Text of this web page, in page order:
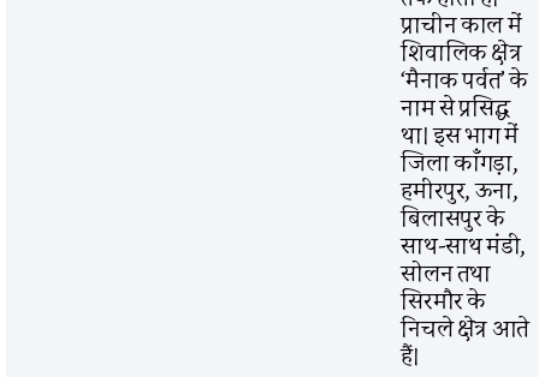
प्राचीन काल में
शिवालिक क्षेत्र
‘मैनाक पर्वत’ के
नाम से प्रसिद्ध
था। इस भाग में
जिला काँगड़ा,
हमीरपुर, ऊना,
बिलासपुर के
साथ-साथ मंडी,
सोलन तथा
सिरमौर के
निचले क्षेत्र आते
हैं।